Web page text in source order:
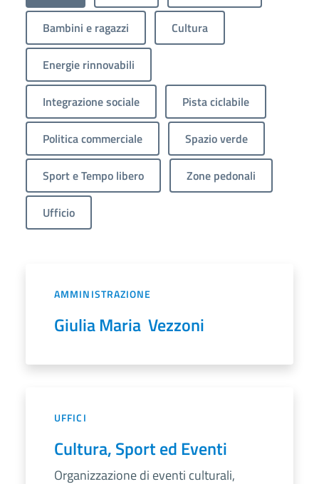
Bambini e ragazzi Cultura
Energie rinnovabili
Integrazione sociale Pista ciclabile
Politica commerciale Spazio verde
Sport e Tempo libero Zone pedonali
Ufficio
AMMINISTRAZIONE
Giulia Maria Vezzoni
UFFICI
Cultura, Sport ed Eventi
Organizzazione di eventi culturali,